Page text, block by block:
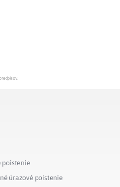
poistenie
úrazové poistenie